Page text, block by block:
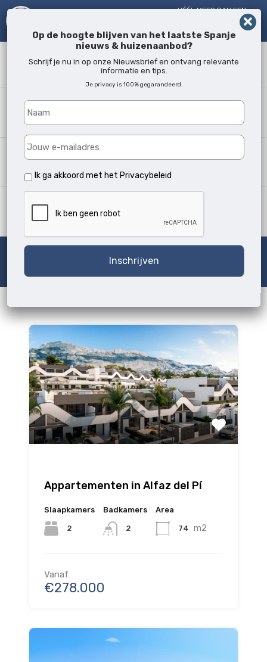
VÉÉL MEER DAN EEN
Waar?
Alle locaties
Woningtype
Alle soorten
Zoeken
Appartementen in Alfaz del Pí
Slaapkamers
2
Badkamers
2
Area
74 m2
Vanaf
€278.000
Op de hoogte blijven van het laatste Spanje
nieuws & huizenaanbod?
Schrijf je nu in op onze Nieuwsbrief en ontvang relevante
informatie en tips.
Je privacy is 100% gegarandeerd.
Ik ga akkoord met het Privacybeleid